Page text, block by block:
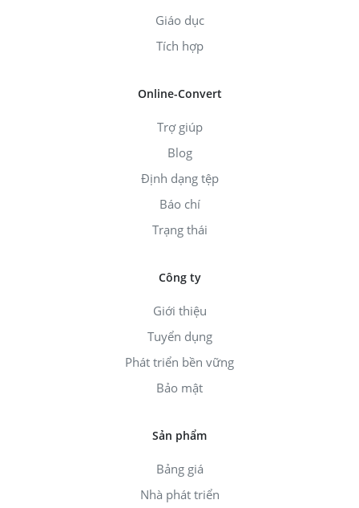
Giáo dục
Tích hợp
Online-Convert
Trợ giúp
Blog
Định dạng tệp
Báo chí
Trạng thái
Công ty
Giới thiệu
Tuyển dụng
Phát triển bền vững
Bảo mật
Sản phẩm
Bảng giá
Nhà phát triển